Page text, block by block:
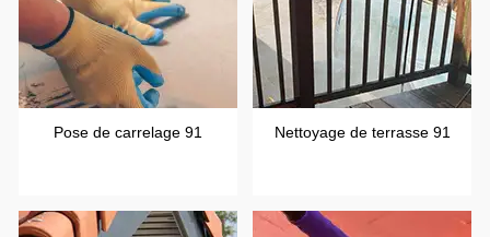
Pose de carrelage 91 Nettoyage de terrasse 91